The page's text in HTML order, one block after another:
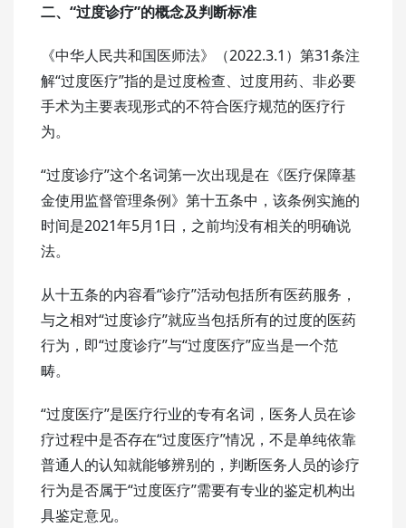
二、“过度诊疗”的概念及判断标准
《中华人民共和国医师法》（2022.3.1）第31条注
解“过度医疗”指的是过度检查、过度用药、非必要
手术为主要表现形式的不符合医疗规范的医疗行
为。
“过度诊疗”这个名词第一次出现是在《医疗保障基
金使用监督管理条例》第十五条中，该条例实施的
时间是2021年5月1日，之前均没有相关的明确说
法。
从十五条的内容看“诊疗”活动包括所有医药服务，
与之相对“过度诊疗”就应当包括所有的过度的医药
行为，即“过度诊疗”与“过度医疗”应当是一个范
畴。
“过度医疗”是医疗行业的专有名词，医务人员在诊
疗过程中是否存在“过度医疗”情况，不是单纯依靠
普通人的认知就能够辨别的，判断医务人员的诊疗
行为是否属于“过度医疗”需要有专业的鉴定机构出
具鉴定意见。